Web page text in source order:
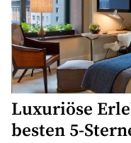
Luxuriöse
besten 5-